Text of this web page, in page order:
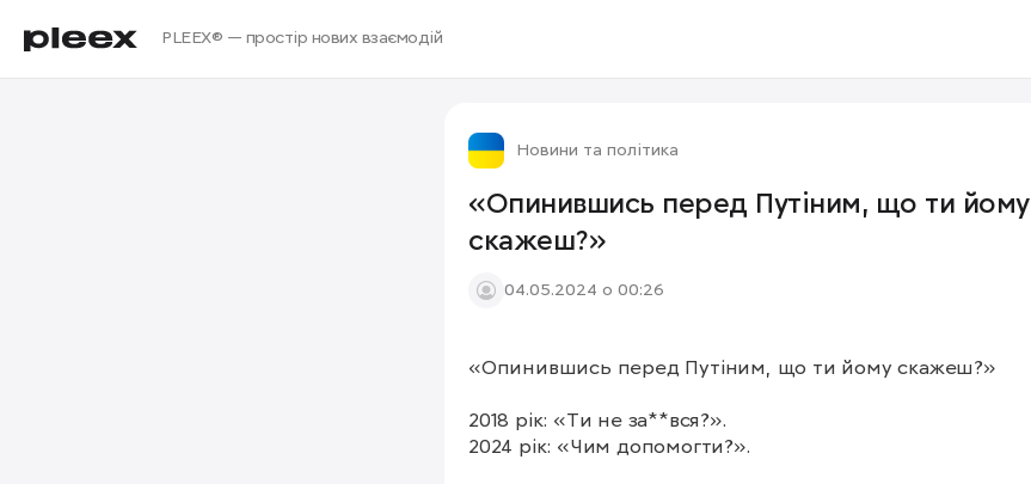
PLEEX® — простір нових взаємодій
Новини та політика
«Опинившись перед Путіним, що ти йому
скажеш?»
04.05.2024 о 00:26
«Опинившись перед Путіним, що ти йому скажеш?»
2018 рік: «Ти не за**вся?».
2024 рік: «Чим допомогти?».